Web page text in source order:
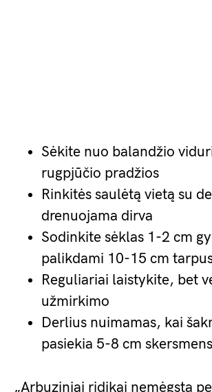
Sėkite nuo balandžio
rugpjūčio pradžios
Rinkitės saulėtą vietą su
drenuojama dirva
Sodinkite sėklas 1-2 cm
palikdami 10-15 cm
Reguliariai laistykite, bet
užmirkimo
Derlius nuimamas, kai
pasiekia 5-8 cm skersmens
„Arbuziniai ridikai nemėgsta